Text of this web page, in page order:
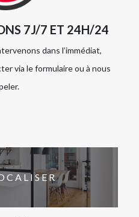
7J/7 ET 24H/24
dans l’immédiat,
via le formulaire ou à nous